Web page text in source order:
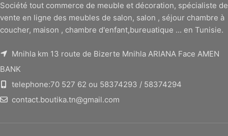
Société tout commerce de meuble et décoration, spécialiste de
vente en ligne des meubles de salon, salon , séjour chambre à
coucher, maison , chambre d'enfant,bureuatique ... en Tunisie.
Mnihla km 13 route de Bizerte Mnihla ARIANA Face AMEN
BANK
telephone:70 527 62 ou 58374293 / 58374294
contact.boutika.tn@gmail.com